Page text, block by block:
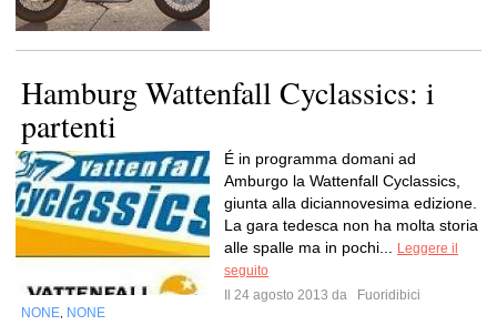
Hamburg Wattenfall Cyclassics: i
partenti
É in programma domani ad
Amburgo la Wattenfall Cyclassics,
giunta alla diciannovesima edizione.
La gara tedesca non ha molta storia
alle spalle ma in pochi...
Leggere il
seguito
Il 24 agosto 2013 da
Fuoridibici
NONE NONE